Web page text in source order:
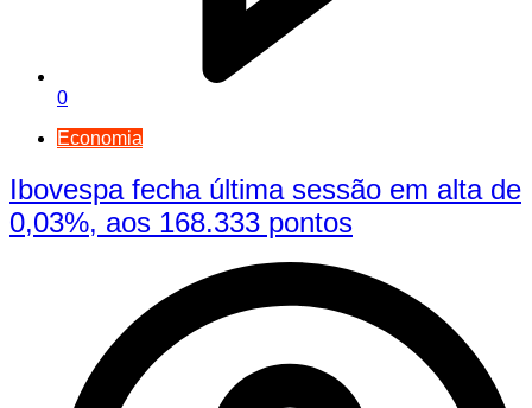
0
Economia
Ibovespa fecha última sessão em alta de
0,03%, aos 168.333 pontos